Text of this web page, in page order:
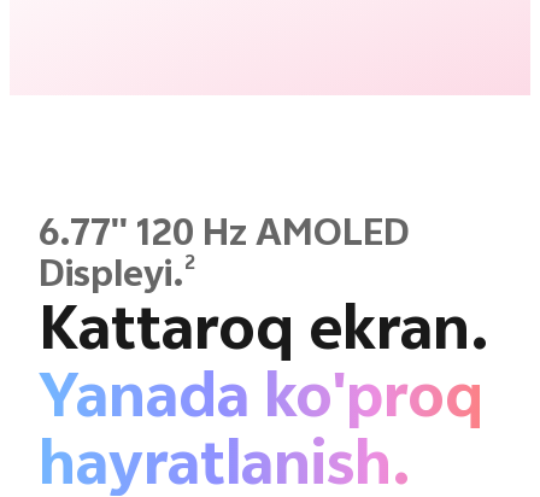
6.77'' 120 Hz AMOLED
Displeyi.2
Kattaroq ekran.
Yanada ko'proq
hayratlanish.